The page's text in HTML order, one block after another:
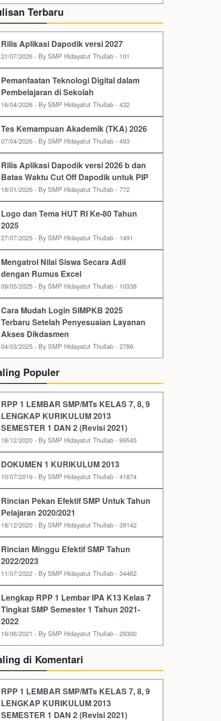
Terbaru
Rilis Aplikasi Dapodik versi 2027
21/07/2026 - By SMP Hidayatut Thullab - 101
Pemanfaatan Teknologi Digital dalam
Pembelajaran di Sekolah
16/04/2026 - By SMP Hidayatut Thullab - 432
Tes Kemampuan Akademik (TKA) 2026
07/04/2026 - By SMP Hidayatut Thullab - 493
Rilis Aplikasi Dapodik versi 2026 b dan
Batas Waktu Cut Off Dapodik untuk PIP
18/01/2026 - By SMP Hidayatut Thullab - 772
Logo dan Tema HUT RI Ke-80 Tahun
2025
27/07/2025 - By SMP Hidayatut Thullab - 1491
Mengatrol Nilai Siswa Secara Adil
dengan Rumus Excel
09/05/2025 - By SMP Hidayatut Thullab - 10338
Cara Mudah Login SIMPKB 2025
Terbaru Setelah Penyesuaian Layanan
Akses Dikdasmen
04/03/2025 - By SMP Hidayatut Thullab - 2789
Populer
RPP 1 LEMBAR SMP/MTs KELAS 7, 8, 9
LENGKAP KURIKULUM 2013
SEMESTER 1 DAN 2 (Revisi 2021)
18/12/2020 - By SMP Hidayatut Thullab - 99545
DOKUMEN 1 KURIKULUM 2013
10/07/2019 - By SMP Hidayatut Thullab - 41874
Rincian Pekan Efektif SMP Untuk Tahun
Pelajaran 2020/2021
18/12/2020 - By SMP Hidayatut Thullab - 39142
Rincian Minggu Efektif SMP Tahun
2022/2023
11/07/2022 - By SMP Hidayatut Thullab - 34462
Lengkap RPP 1 Lembar IPA K13 Kelas 7
Tingkat SMP Semester 1 Tahun 2021-
2022
19/06/2021 - By SMP Hidayatut Thullab - 29300
di Komentari
RPP 1 LEMBAR SMP/MTs KELAS 7, 8, 9
LENGKAP KURIKULUM 2013
SEMESTER 1 DAN 2 (Revisi 2021)